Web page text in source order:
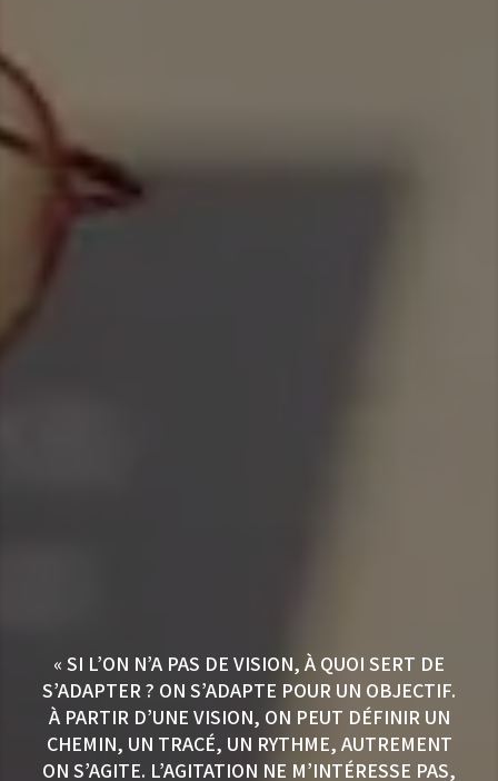
« SI L’ON N’A PAS DE VISION, À QUOI SERT DE
S’ADAPTER ? ON S’ADAPTE POUR UN OBJECTIF.
À PARTIR D’UNE VISION, ON PEUT DÉFINIR UN
CHEMIN, UN TRACÉ, UN RYTHME, AUTREMENT
ON S’AGITE. L’AGITATION NE M’INTÉRESSE PAS,